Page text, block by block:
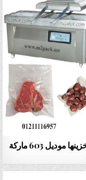
ماكينة تفريغ اكياس الاطعمة من الهواء لتخزينها موديل 603 ماركة